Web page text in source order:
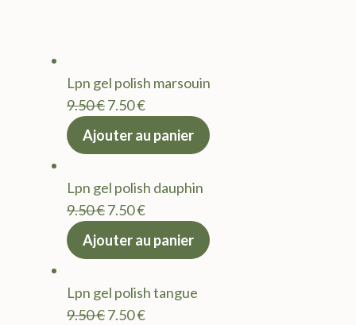
Lpn gel polish marsouin
9.50€Le
prix
9.50 €.
7.50€Le
actuel
7.50 €.
Ajouter au panier
Lpn gel polish dauphin
9.50€Le
prix
9.50 €.
7.50€Le
actuel
7.50 €.
Ajouter au panier
Lpn gel polish tangue
9.50€Le
7.50€Le